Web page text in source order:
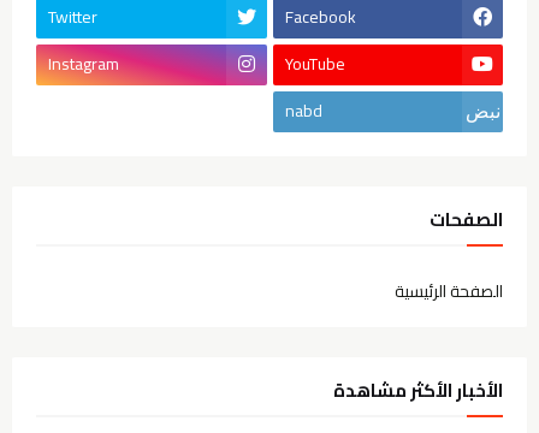
Facebook
Twitter
YouTube
Instagram
nabd
الصفحات
الصفحة الرئيسية
الأخبار الأكثر مشاهدة